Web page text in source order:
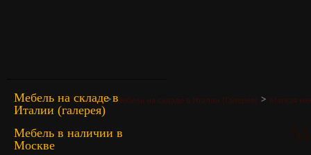
Мебель на складе в
Италии (галерея)
Мебель в наличии в
Москве
Главная>Мебель на складе в Италии (Галерея) > Мягкая